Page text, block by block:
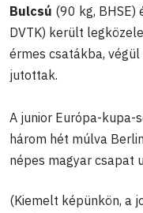
Bulcsú (90 kg, BHSE)
DVTK) került
érmes csatákba,
jutottak.
A junior Európa-kupa-
három hét múlva
népes magyar csapat
(Kiemelt képünkön, a